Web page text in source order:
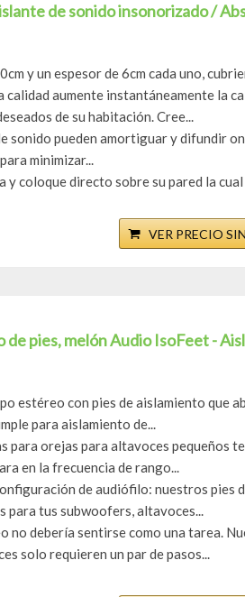
de sonido insonorizado /
y un espesor de 6cm cada uno,
aumente instantáneamente la
de su habitación. Cree...
sonido pueden amortiguar y difundir
minimizar...
coloque directo sobre su pared la
VER PRECIO
pies, melón Audio IsoFeet -
estéreo con pies de aislamiento que
para aislamiento de...
para orejas para altavoces pequeños
en la frecuencia de rango...
de audiófilo: nuestros pies
para tus subwoofers, altavoces...
no debería sentirse como una tarea.
solo requieren un par de pasos...